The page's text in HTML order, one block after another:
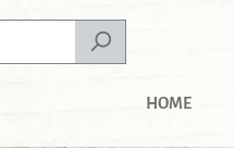
HOME